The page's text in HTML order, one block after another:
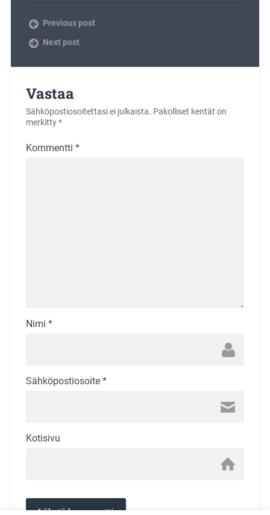
Previous post
Next post
Vastaa
Sähköpostiosoitettasi ei julkaista. Pakolliset kentät on
merkitty*
Kommentti *
Nimi *
Sähköpostiosoite *
Kotisivu